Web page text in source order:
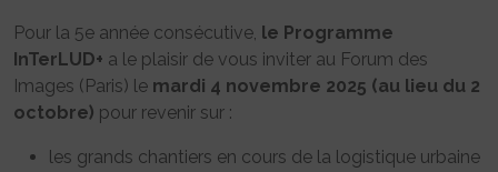
Pour la 5e année consécutive, le Programme
InTerLUD+ a le plaisir de vous inviter au Forum des
Images (Paris) le mardi 4 novembre 2025 (au lieu du 2
octobre) pour revenir sur :
les grands chantiers en cours de la logistique urbaine